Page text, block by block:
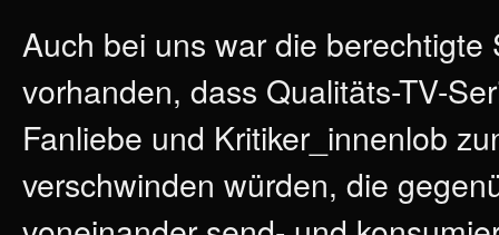
Auch bei uns war die berechtigte
vorhanden, dass Qualitäts-TV-
Fanliebe und Kritiker_innenlob
verschwinden würden, die